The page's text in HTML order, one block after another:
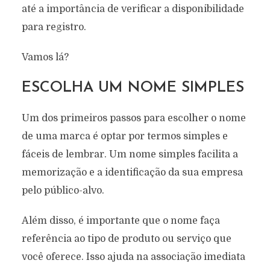
até a importância de verificar a disponibilidade
para registro.
Vamos lá?
ESCOLHA UM NOME SIMPLES
Um dos primeiros passos para escolher o nome
de uma marca é optar por termos simples e
fáceis de lembrar. Um nome simples facilita a
memorização e a identificação da sua empresa
pelo público-alvo.
Além disso, é importante que o nome faça
referência ao tipo de produto ou serviço que
você oferece. Isso ajuda na associação imediata